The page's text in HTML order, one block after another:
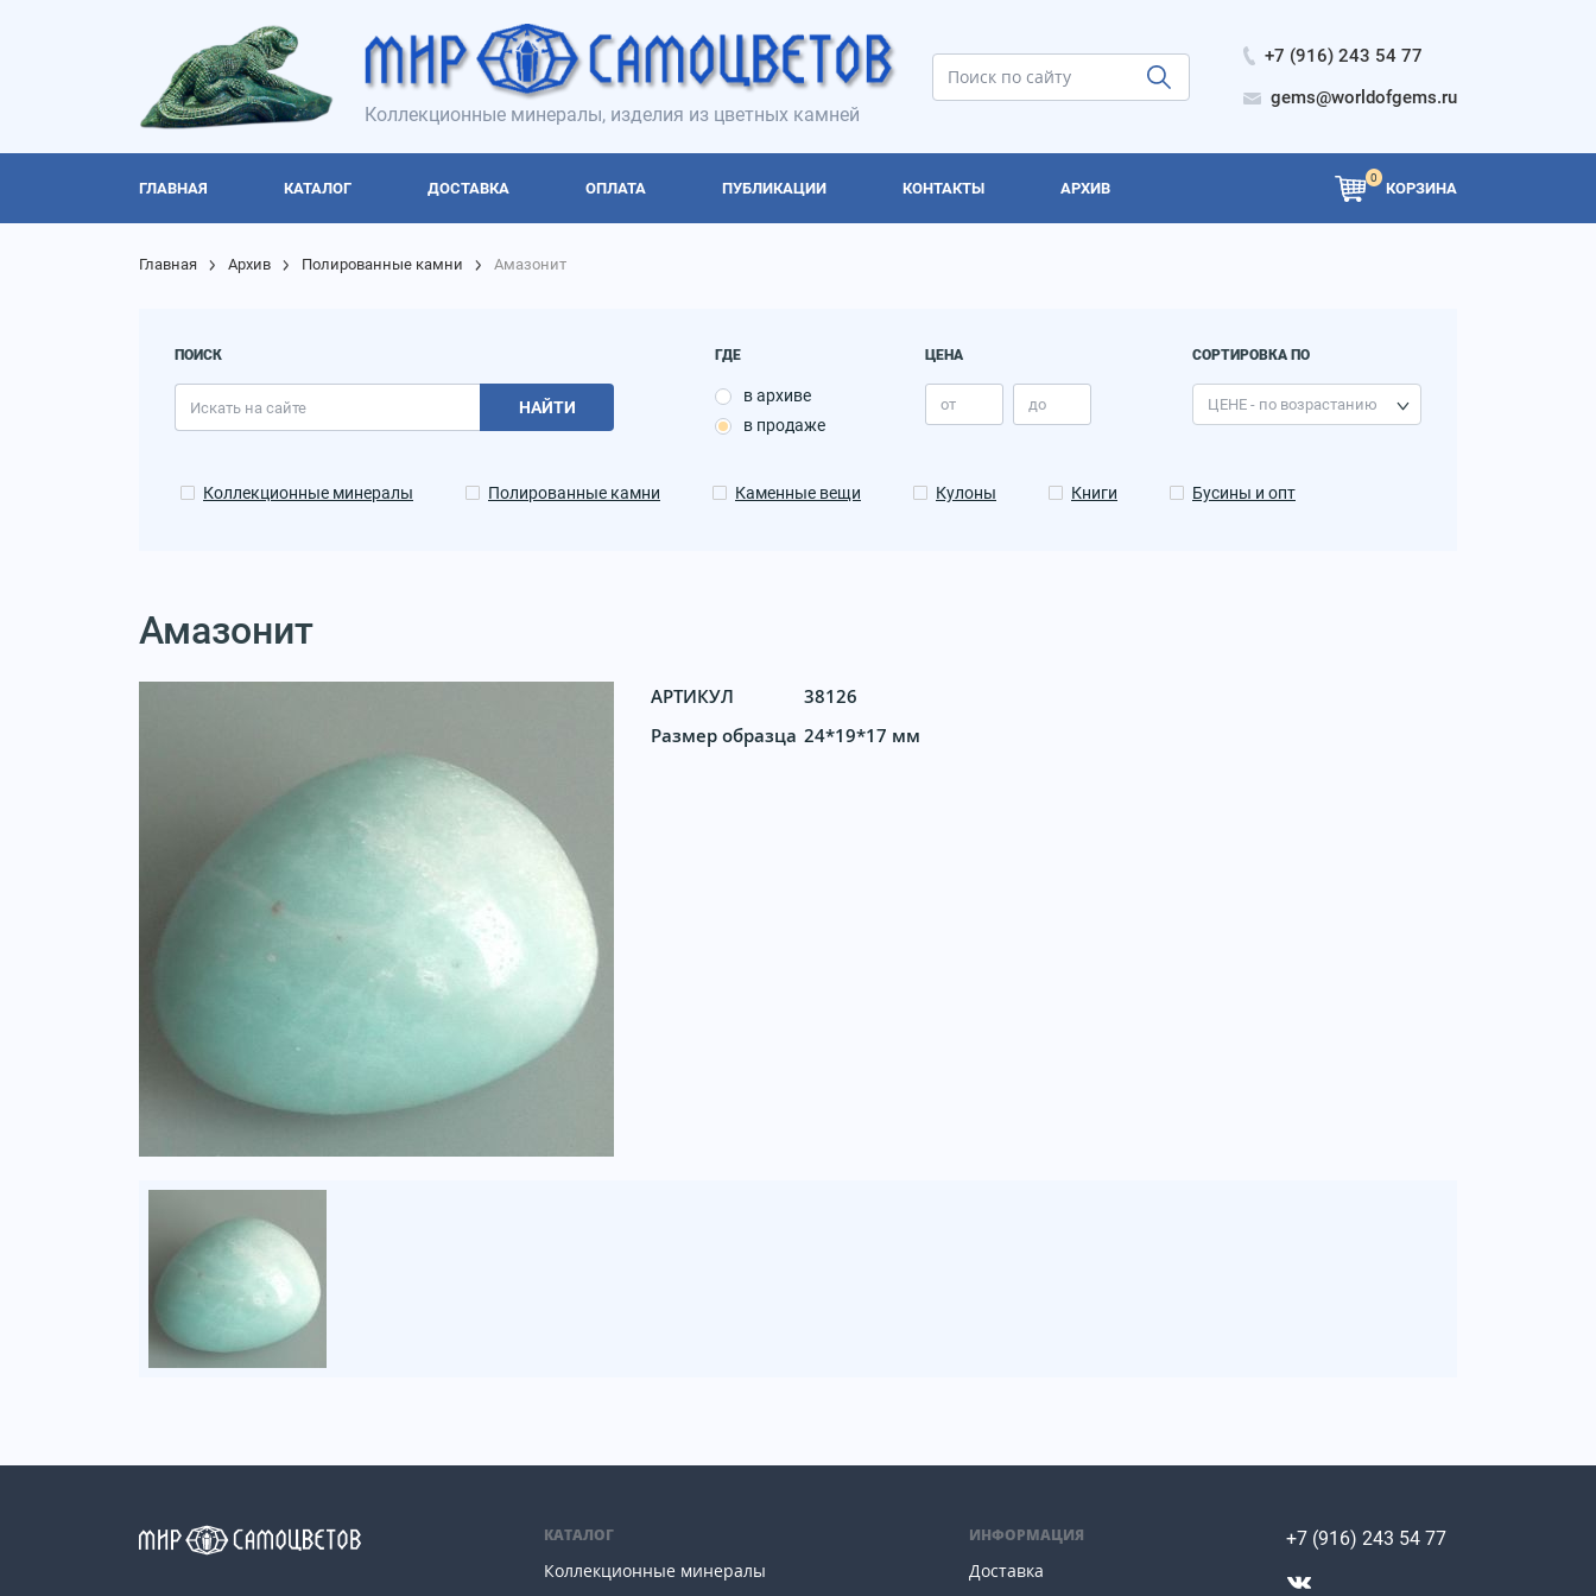
Коллекционные минералы, изделия из цветных камней
+7 (916) 243 54 77
gems@worldofgems.ru
ГЛАВНАЯ КАТАЛОГ ДОСТАВКА ОПЛАТА ПУБЛИКАЦИИ КОНТАКТЫ АРХИВ
0
КОРЗИНА
Главная Архив Полированные камни Амазонит
ПОИСК
НАЙТИ
ГДЕ
в архиве
в продаже
ЦЕНА СОРТИРОВКА ПО
Коллекционные минералы Полированные камни Каменные вещи Кулоны Книги Бусины и опт
Амазонит
АРТИКУЛ
38126
Размер образца 24*19*17 мм
КАТАЛОГ
Коллекционные минералы
ИНФОРМАЦИЯ
Доставка
+7 (916) 243 54 77